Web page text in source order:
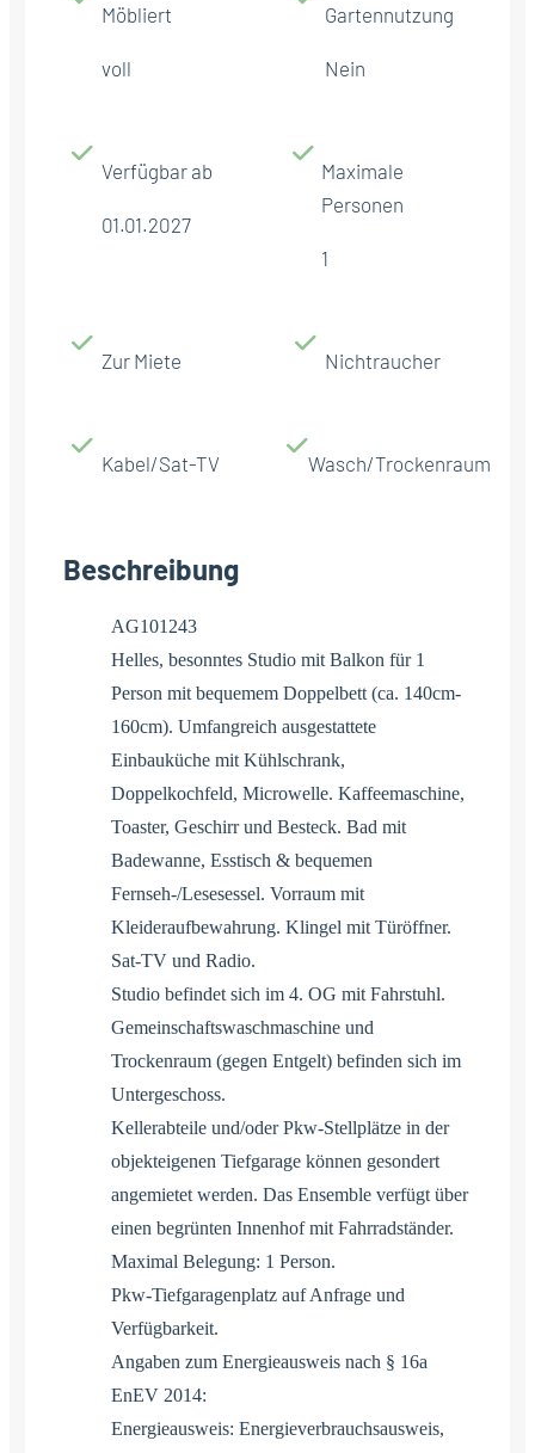
Möbliert
voll
Gartennutzung
Nein
Verfügbar ab
01.01.2027
Maximale
Personen
1
Zur Miete Nichtraucher
Kabel/Sat-TV Wasch/Trockenraum
Beschreibung
AG101243
Helles, besonntes Studio mit Balkon für 1
Person mit bequemem Doppelbett (ca. 140cm-
160cm). Umfangreich ausgestattete
Einbauküche mit Kühlschrank,
Doppelkochfeld, Microwelle. Kaffeemaschine,
Toaster, Geschirr und Besteck. Bad mit
Badewanne, Esstisch & bequemen
Fernseh-/Lesesessel. Vorraum mit
Kleideraufbewahrung. Klingel mit Türöffner.
Sat-TV und Radio.
Studio befindet sich im 4. OG mit Fahrstuhl.
Gemeinschaftswaschmaschine und
Trockenraum (gegen Entgelt) befinden sich im
Untergeschoss.
Kellerabteile und/oder Pkw-Stellplätze in der
objekteigenen Tiefgarage können gesondert
angemietet werden. Das Ensemble verfügt über
einen begrünten Innenhof mit Fahrradständer.
Maximal Belegung: 1 Person.
Pkw-Tiefgaragenplatz auf Anfrage und
Verfügbarkeit.
Angaben zum Energieausweis nach § 16a
EnEV 2014:
Energieausweis: Energieverbrauchsausweis,